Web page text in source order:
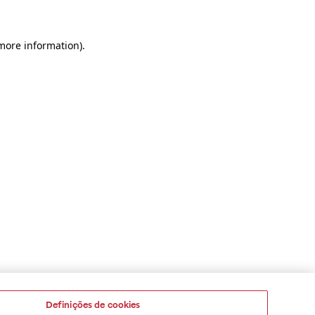
information).
Definições de cookies